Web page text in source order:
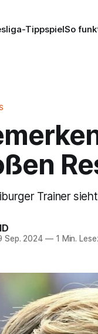
TippspielSo
Trainer
Sep. 2024 —1 Min.